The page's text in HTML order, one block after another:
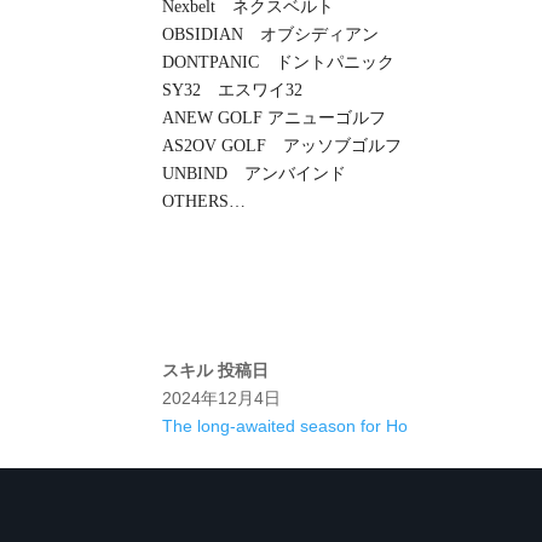
Nexbelt ネクスベルト
OBSIDIAN オブシディアン
DONTPANIC ドントパニック
SY32 エスワイ32
ANEW GOLF アニューゴルフ
AS2OV GOLF アッソブゴルフ
UNBIND アンバインド
OTHERS…
スキル 投稿日
2024年12月4日
The long-awaited season for Ho